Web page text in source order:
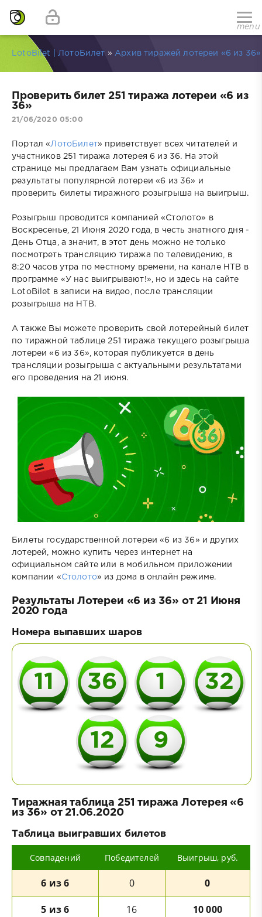
menu
LotoBilet | ЛотоБилет » Архив тиражей лотереи «6 из 36»
Проверить билет 251 тиража лотереи «6 из
36»
21/06/2020 05:00
Портал «ЛотоБилет» приветствует всех читателей и
участников 251 тиража лотерея 6 из 36. На этой
странице мы предлагаем Вам узнать официальные
результаты популярной лотереи «6 из 36» и
проверить билеты тиражного розыгрыша на выигрыш.
Розыгрыш проводится компанией «Столото» в
Воскресенье, 21 Июня 2020 года, в честь знатного дня -
День Отца, а значит, в этот день можно не только
посмотреть трансляцию тиража по телевидению, в
8:20 часов утра по местному времени, на канале НТВ в
программе «У нас выигрывают!», но и здесь на сайте
LotoBilet в записи на видео, после трансляции
розыгрыша на НТВ.
А также Вы можете проверить свой лотерейный билет
по тиражной таблице 251 тиража текущего розыгрыша
лотереи «6 из 36», которая публикуется в день
трансляции розыгрыша с актуальными результатами
его проведения на 21 июня.
Билеты государственной лотереи «6 из 36» и других
лотерей, можно купить через интернет на
официальном сайте или в мобильном приложении
компании «Столото» из дома в онлайн режиме.
Результаты Лотереи «6 из 36» от 21 Июня
2020 года
Номера выпавших шаров
11 36 1 32
12 9
Тиражная таблица 251 тиража Лотерея «6
из 36» от 21.06.2020
Таблица выигравших билетов
Совпадений Победителей Выигрыш, руб.
6 из 6 0 0
5 из 6 16 10 000